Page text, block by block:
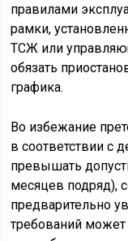
правилами
рамки,
ТСЖ или
обязать
графика.
Во избежание
в соответствии с
превышать
месяцев подряд),
предварительно
требований